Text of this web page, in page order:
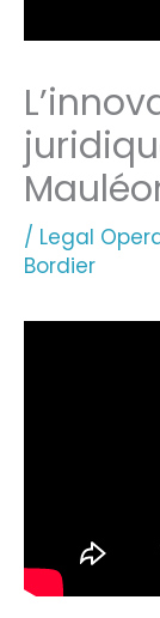
/ Legal
Bordier